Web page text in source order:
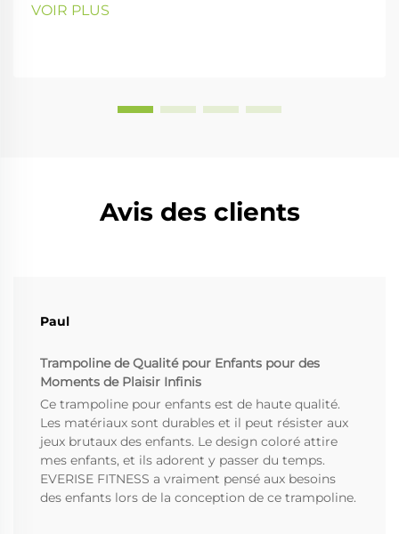
VOIR PLUS
Avis des clients
Paul
Trampoline de Qualité pour Enfants pour des
Moments de Plaisir Infinis
Ce trampoline pour enfants est de haute qualité.
Les matériaux sont durables et il peut résister aux
jeux brutaux des enfants. Le design coloré attire
mes enfants, et ils adorent y passer du temps.
EVERISE FITNESS a vraiment pensé aux besoins
des enfants lors de la conception de ce trampoline.